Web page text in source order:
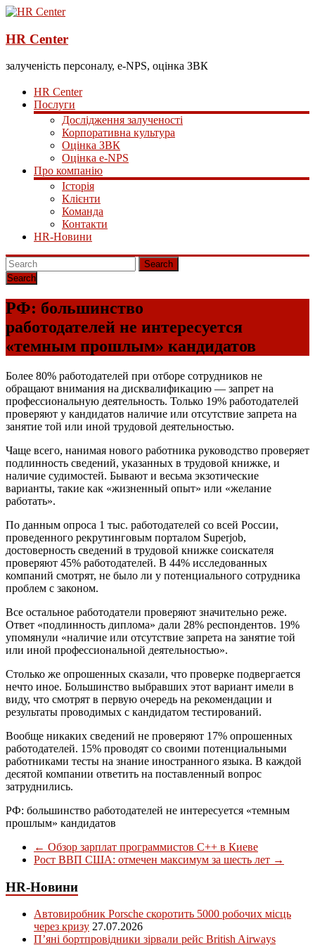
HR Center
залученість персоналу, e-NPS, оцінка ЗВК
HR Center
Послуги
Дослідження залученості
Корпоративна культура
Оцінка ЗВК
Оцінка e-NPS
Про компанію
Історія
Клієнти
Команда
Контакти
HR-Новини
Search
РФ: большинство
работодателей не интересуется
«темным прошлым» кандидатов
Более 80% работодателей при отборе сотрудников не
обращают внимания на дисквалификацию — запрет на
профессиональную деятельность. Только 19% работодателей
проверяют у кандидатов наличие или отсутствие запрета на
занятие той или иной трудовой деятельностью.
Чаще всего, нанимая нового работника руководство проверяет
подлинность сведений, указанных в трудовой книжке, и
наличие судимостей. Бывают и весьма экзотические
варианты, такие как «жизненный опыт» или «желание
работать».
По данным опроса 1 тыс. работодателей со всей России,
проведенного рекрутинговым порталом Superjob,
достоверность сведений в трудовой книжке соискателя
проверяют 45% работодателей. В 44% исследованных
компаний смотрят, не было ли у потенциального сотрудника
проблем с законом.
Все остальное работодатели проверяют значительно реже.
Ответ «подлинность диплома» дали 28% респондентов. 19%
упомянули «наличие или отсутствие запрета на занятие той
или иной профессиональной деятельностью».
Столько же опрошенных сказали, что проверке подвергается
нечто иное. Большинство выбравших этот вариант имели в
виду, что смотрят в первую очередь на рекомендации и
результаты проводимых с кандидатом тестирований.
Вообще никаких сведений не проверяют 17% опрошенных
работодателей. 15% проводят со своими потенциальными
работниками тесты на знание иностранного языка. В каждой
десятой компании ответить на поставленный вопрос
затруднились.
РФ: большинство работодателей не интересуется «темным
прошлым» кандидатов
← Обзор зарплат программистов C++ в Киеве
Рост ВВП США: отмечен максимум за шесть лет →
HR-Новини
Автовиробник Porsche скоротить 5000 робочих місць
через кризу 27.07.2026
П’яні бортпровідники зірвали рейс British Airways